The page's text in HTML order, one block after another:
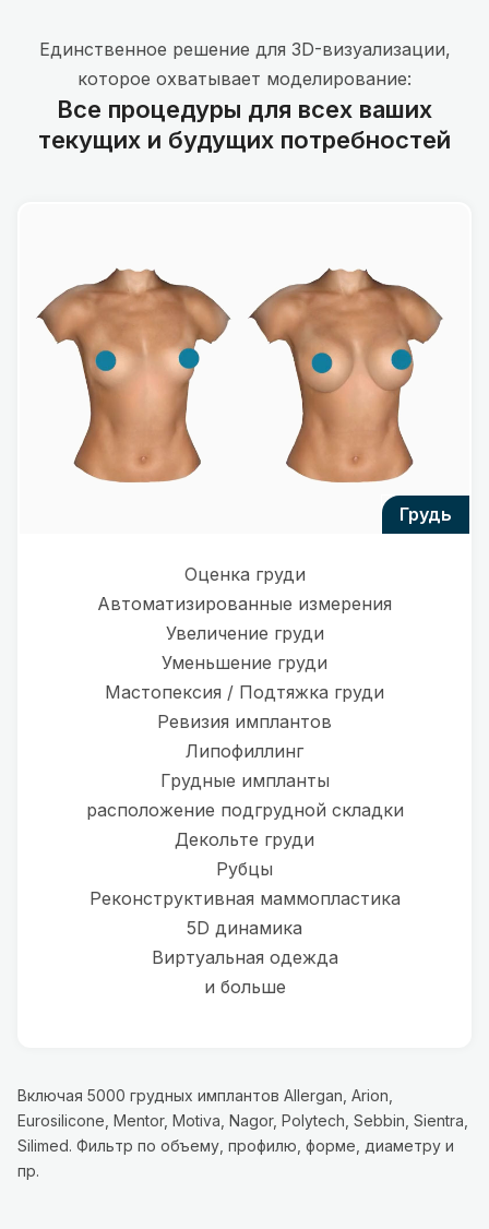
Единственное решение для 3D-визуализации,
которое охватывает моделирование:
Все процедуры для всех ваших
текущих и будущих потребностей
грудь
Оценка груди
Автоматизированные измерения
Увеличение груди
Уменьшение груди
Мастопексия / Подтяжка груди
Ревизия имплантов
Липофиллинг
Грудные импланты
расположение подгрудной складки
Декольте груди
Рубцы
Реконструктивная маммопластика
5D динамика
Виртуальная одежда
и больше
Включая 5000 грудных имплантов Allergan, Arion,
Eurosilicone, Mentor, Motiva, Nagor, Polytech, Sebbin, Sientra,
Silimed. Фильтр по объему, профилю, форме, диаметру и
пр.